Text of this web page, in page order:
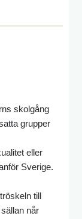
skolgång
grupper
eller
Sverige.
till
når